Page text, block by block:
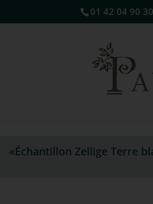
01 42 04 90 30
«Échantillon Zellige Terre